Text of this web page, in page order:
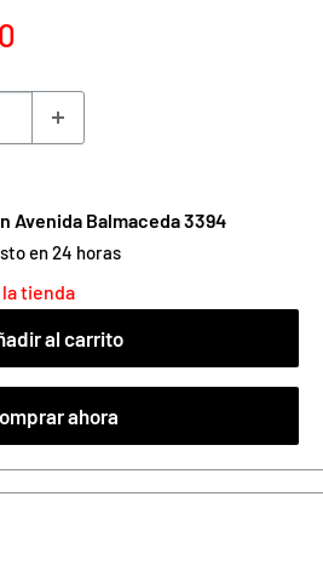
Avenida Balmaceda 3394
en 24 horas
tienda
al carrito
ahora